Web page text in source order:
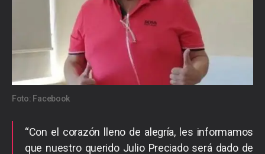
Foto: Facebook
“Con el corazón lleno de alegría, les informamos
que nuestro querido Julio Preciado será dado de